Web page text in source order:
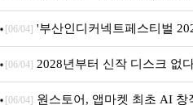
퍼 대기
[06/04] '부산인디커넥트페스티벌
개막... 22일간 진행
[06/04] 2028년부터 신작 디스크 없
문 추가
[06/04] 원스토어, 앱마켓 최초 AI 창